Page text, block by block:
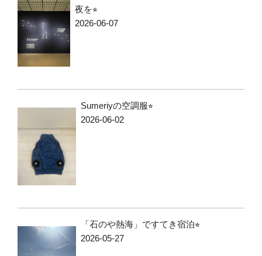
夜を⭐︎
2026-06-07
Sumeriyの空調服⭐︎
2026-06-02
「石のや熱海」ですてき宿泊⭐︎
2026-05-27